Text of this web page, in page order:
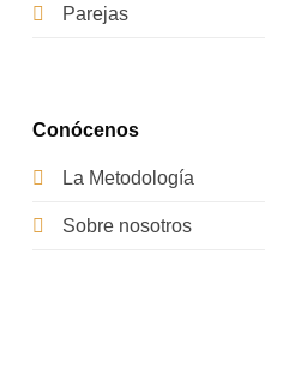
Parejas
Conócenos
La Metodología
Sobre nosotros